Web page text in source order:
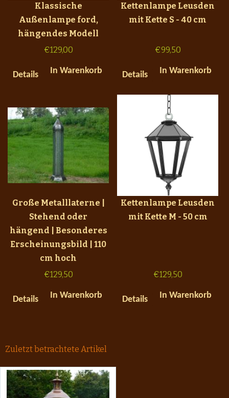
Klassische
Außenlampe ford,
hängendes Modell
€129,00
Details In Warenkorb
Kettenlampe Leusden
mit Kette S - 40 cm
€99,50
Details In Warenkorb
Große Metalllaterne |
Stehend oder
hängend | Besonderes
Erscheinungsbild | 110
cm hoch
€129,50
Details In Warenkorb
Kettenlampe Leusden
mit Kette M - 50 cm
€129,50
Details In Warenkorb
Zuletzt betrachtete Artikel